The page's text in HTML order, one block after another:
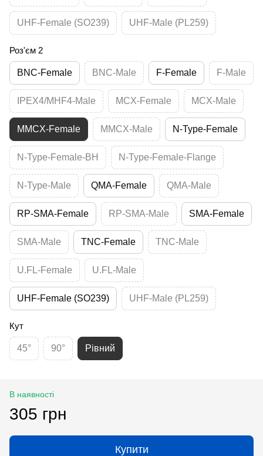
UHF-Female (SO239) UHF-Male (PL259)
Роз'єм 2
BNC-Female BNC-Male F-Female F-Male
IPEX4/MHF4-Male MCX-Female MCX-Male
MMCX-Female MMCX-Male N-Type-Female
N-Type-Female-BH N-Type-Female-Flange
N-Type-Male QMA-Female QMA-Male
RP-SMA-Female RP-SMA-Male SMA-Female
SMA-Male TNC-Female TNC-Male
U.FL-Female U.FL-Male
UHF-Female (SO239) UHF-Male (PL259)
Кут
45° 90° Рівний
В наявності
305 грн
Купити